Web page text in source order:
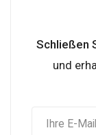
Schließen
und